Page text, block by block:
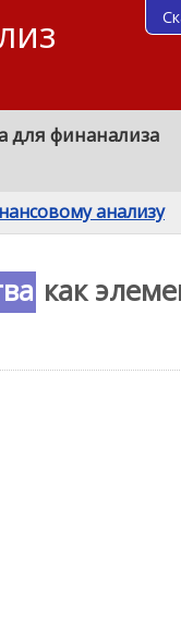
для финанализа
анализу
как